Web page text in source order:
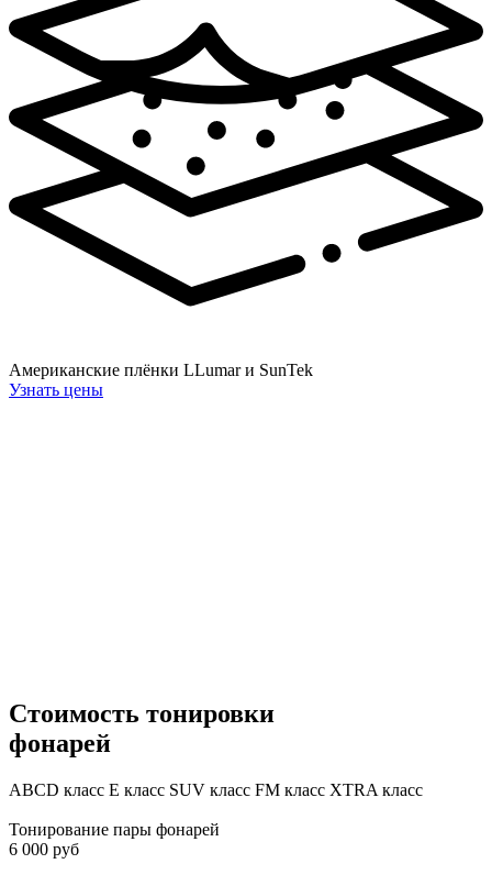
Американские плёнки LLumar и SunTek
Узнать цены
Стоимость тонировки
фонарей
ABCD класс E класс SUV класс FM класс XTRA класс
Тонирование пары фонарей
6 000 руб